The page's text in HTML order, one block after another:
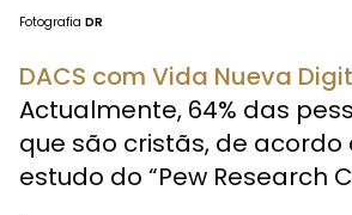
Fotografia DR
DACS com Vida Nueva
Actualmente, 64% das
que são cristãs, de acordo
estudo do “Pew Research